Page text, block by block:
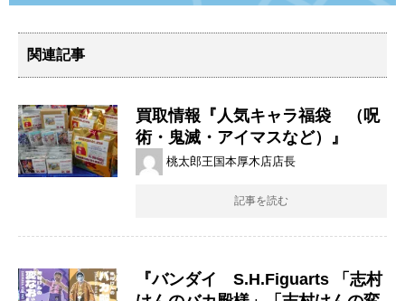
関連記事
買取情報『人気キャラ福袋 （呪
術・鬼滅・アイマスなど）』
桃太郎王国本厚木店店長
記事を読む
『バンダイ S.H.Figuarts 「志村